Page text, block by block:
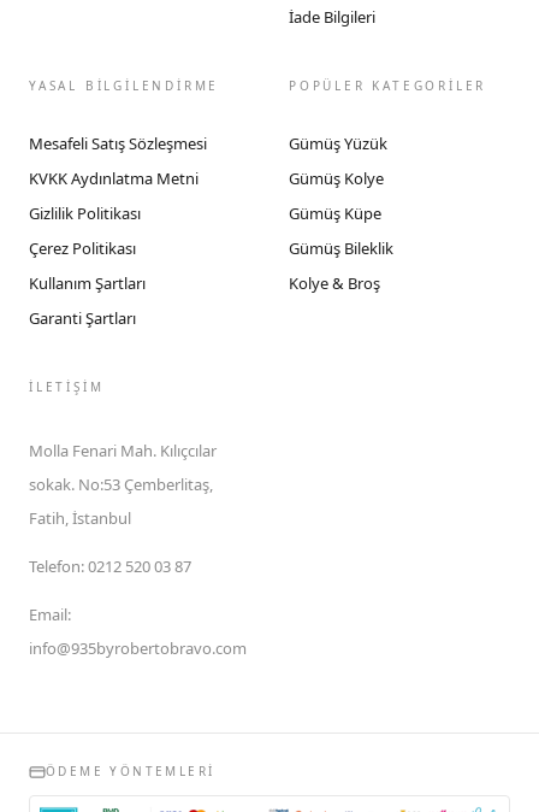
İade Bilgileri
YASAL BİLGİLENDİRME
Mesafeli Satış Sözleşmesi
KVKK Aydınlatma Metni
Gizlilik Politikası
Çerez Politikası
Kullanım Şartları
Garanti Şartları
POPÜLER KATEGORİLER
Gümüş Yüzük
Gümüş Kolye
Gümüş Küpe
Gümüş Bileklik
Kolye & Broş
İLETIŞIM
Molla Fenari Mah. Kılıçcılar
sokak. No:53 Çemberlitaş,
Fatih, İstanbul
Telefon:0212 520 03 87
Email:
info@935byrobertobravo.com
ÖDEME YÖNTEMLERI